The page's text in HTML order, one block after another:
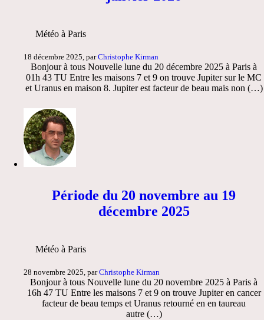
Météo à Paris
18 décembre 2025, parChristophe Kirman
Bonjour à tous Nouvelle lune du 20 décembre 2025 à Paris à
01h 43 TU Entre les maisons 7 et 9 on trouve Jupiter sur le MC
et Uranus en maison 8. Jupiter est facteur de beau mais non (…)
Période du 20 novembre au 19
décembre 2025
Météo à Paris
28 novembre 2025, parChristophe Kirman
Bonjour à tous Nouvelle lune du 20 novembre 2025 à Paris à
16h 47 TU Entre les maisons 7 et 9 on trouve Jupiter en cancer
facteur de beau temps et Uranus retourné en en taureau
autre (…)